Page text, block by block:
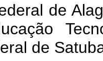
de
de